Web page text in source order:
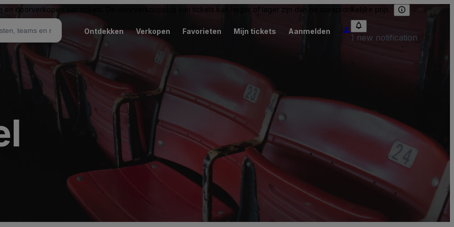
en doorverkopen van tickets. De doorverkoopprijs van tickets kan hoger of lager zijn dan de oorspronkelijke prijs.
Ontdekken Verkopen Favorieten Mijn tickets Aanmelden
1 new notification